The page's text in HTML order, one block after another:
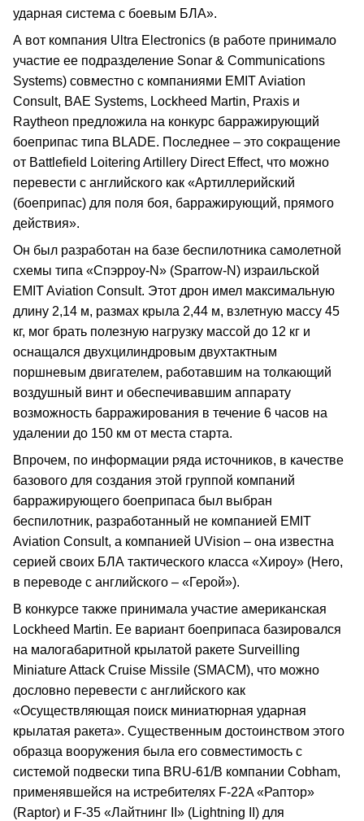
ударная система с боевым БЛА».
А вот компания Ultra Electronics (в работе принимало
участие ее подразделение Sonar & Communications
Systems) совместно с компаниями EMIT Aviation
Consult, BAE Systems, Lockheed Martin, Praxis и
Raytheon предложила на конкурс барражирующий
боеприпас типа BLADE. Последнее – это сокращение
от Battlefield Loitering Artillery Direct Effect, что можно
перевести с английского как «Артиллерийский
(боеприпас) для поля боя, барражирующий, прямого
действия».
Он был разработан на базе беспилотника самолетной
схемы типа «Спэрроу-N» (Sparrow-N) израильской
EMIT Aviation Consult. Этот дрон имел максимальную
длину 2,14 м, размах крыла 2,44 м, взлетную массу 45
кг, мог брать полезную нагрузку массой до 12 кг и
оснащался двухцилиндровым двухтактным
поршневым двигателем, работавшим на толкающий
воздушный винт и обеспечивавшим аппарату
возможность барражирования в течение 6 часов на
удалении до 150 км от места старта.
Впрочем, по информации ряда источников, в качестве
базового для создания этой группой компаний
барражирующего боеприпаса был выбран
беспилотник, разработанный не компанией EMIT
Aviation Consult, а компанией UVision – она известна
серией своих БЛА тактического класса «Хироу» (Hero,
в переводе с английского – «Герой»).
В конкурсе также принимала участие американская
Lockheed Martin. Ее вариант боеприпаса базировался
на малогабаритной крылатой ракете Surveilling
Miniature Attack Cruise Missile (SMACM), что можно
дословно перевести с английского как
«Осуществляющая поиск миниатюрная ударная
крылатая ракета». Существенным достоинством этого
образца вооружения была его совместимость с
системой подвески типа BRU-61/B компании Cobham,
применявшейся на истребителях F-22A «Раптор»
(Raptor) и F-35 «Лайтнинг II» (Lightning II) для